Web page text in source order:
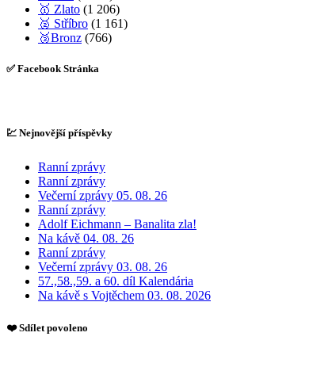
🥇 Zlato (1 206)
🥈 Stříbro (1 161)
🥉Bronz (766)
✅ Facebook Stránka
💹 Nejnovější příspěvky
Ranní zprávy
Ranní zprávy
Večerní zprávy 05. 08. 26
Ranní zprávy
Adolf Eichmann – Banalita zla!
Na kávě 04. 08. 26
Ranní zprávy
Večerní zprávy 03. 08. 26
57.,58.,59. a 60. díl Kalendária
Na kávě s Vojtěchem 03. 08. 2026
❤️ Sdílet povoleno